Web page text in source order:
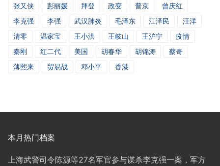
张又侠
彭丽媛 拜登 政变 普京
曾庆红
李克强
李强 武汉肺炎 毛泽东 江泽民
汪洋
清零
温家宝 王小洪 王岐山 王沪宁
疫情
秦刚
红二代 美国 胡春华 胡锦涛
蔡奇
薄熙来
贸易战 邓小平 香港
本月热门档案
上海武警司令陈源等27名军官参与谋杀李克强一案，军方